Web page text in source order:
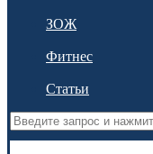
ЗОЖ
Фитнес
Статьи